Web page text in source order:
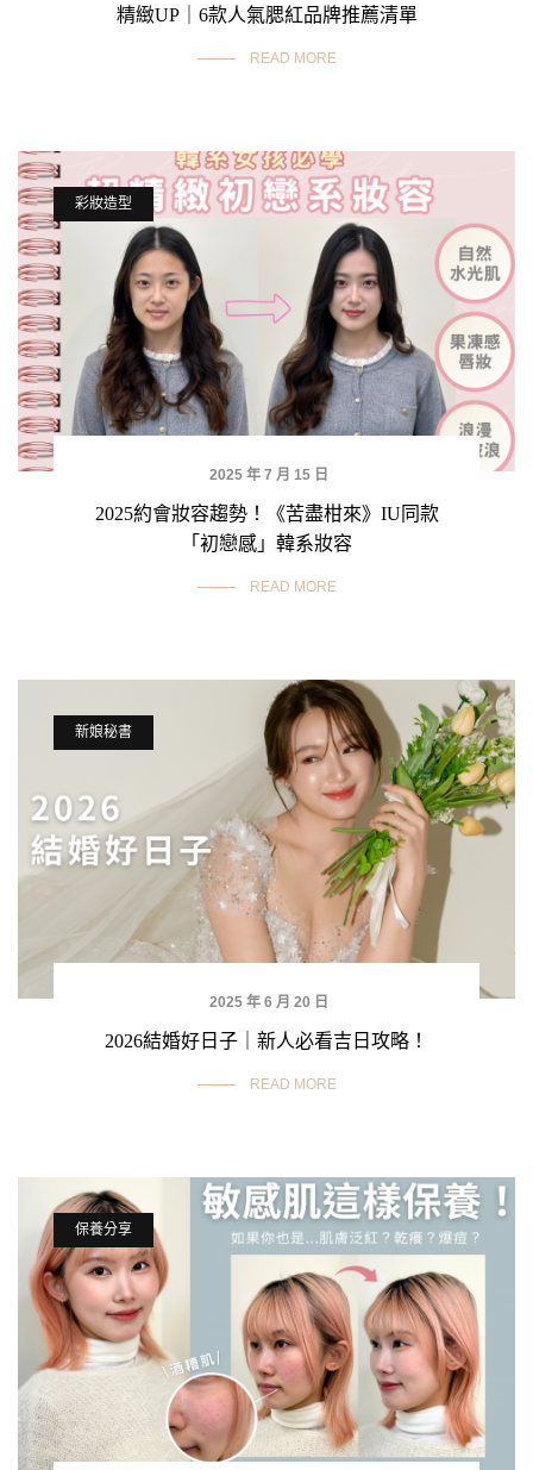
精緻UP｜6款人氣腮紅品牌推薦清單
READ MORE
彩妝造型
2025 年 7 月 15 日
2025約會妝容趨勢！《苦盡柑來》IU同款
「初戀感」韓系妝容
READ MORE
新娘秘書
2025 年 6 月 20 日
2026結婚好日子｜新人必看吉日攻略！
READ MORE
保養分享